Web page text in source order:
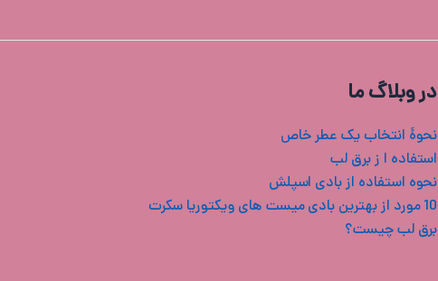
در وبلاگ ما
نحوۀ انتخاب یک عطر خاص
استفاده ا ز برق لب
نحوه استفاده از بادی اسپلش
10 مورد از بهترین بادی میست های ویکتوریا سکرت
برق لب چیست؟